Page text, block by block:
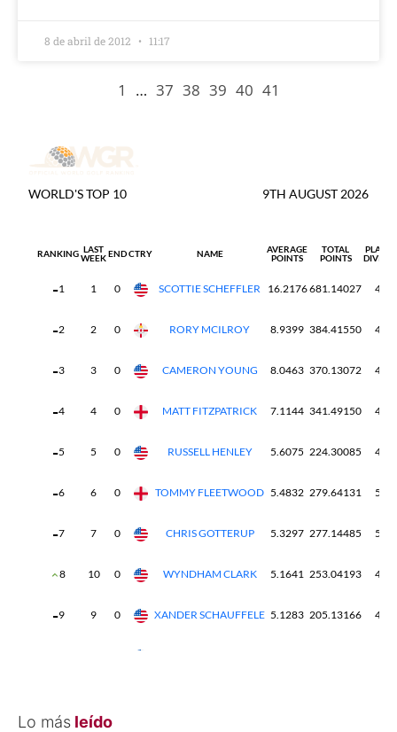
8 de abril de 2012 11:17
1 … 37 38 39 40 41
Lo más leído